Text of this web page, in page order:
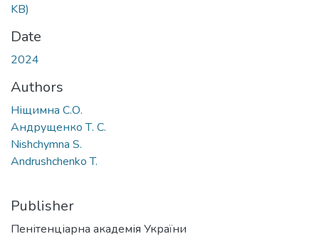
KB)
Date
2024
Authors
Ніщимна С.О.
Андрущенко Т. С.
Nishchymna S.
Andrushchenko T.
Publisher
Пенітенціарна академія України